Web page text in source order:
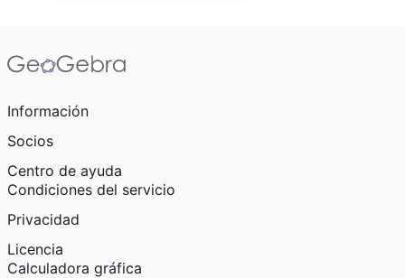
Información
Socios
Centro de ayuda
Condiciones del servicio
Privacidad
Licencia
Calculadora gráfica